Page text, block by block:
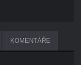
KOMENTÁŘE